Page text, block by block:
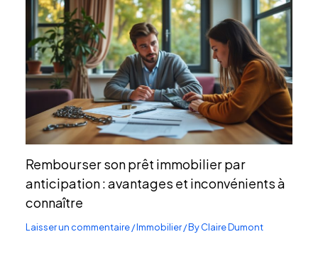
Rembourser son prêt immobilier par
anticipation : avantages et inconvénients à
connaître
Laisser un commentaire/Immobilier/ ByClaire Dumont